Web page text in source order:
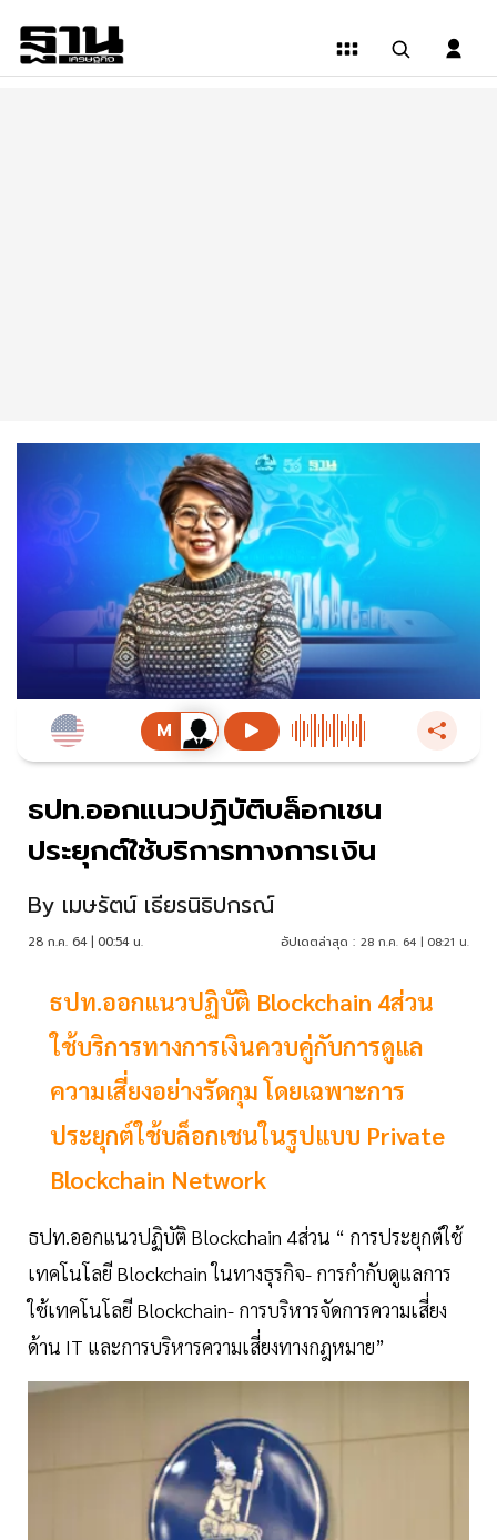
ธปท.ออกแนวปฏิบัติบล็อกเชน
ประยุกต์ใช้บริการทางการเงิน
By เมษรัตน์ เธียรนิธิปกรณ์
28 ก.ค. 64 | 00:54 น. อัปเดตล่าสุด : 28 ก.ค. 64 | 08:21 น.
ธปท.ออกแนวปฏิบัติ Blockchain 4ส่วน
ใช้บริการทางการเงินควบคู่กับการดูแล
ความเสี่ยงอย่างรัดกุม โดยเฉพาะการ
ประยุกต์ใช้บล็อกเชนในรูปแบบ Private
Blockchain Network
ธปท.ออกแนวปฏิบัติ Blockchain 4ส่วน “ การประยุกต์ใช้
เทคโนโลยี Blockchain ในทางธุรกิจ- การกำกับดูแลการ
ใช้เทคโนโลยี Blockchain- การบริหารจัดการความเสี่ยง
ด้าน IT และการบริหารความเสี่ยงทางกฎหมาย”